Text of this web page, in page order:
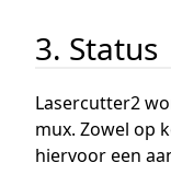
3. Status
Lasercutter2
mux. Zowel op
hiervoor een